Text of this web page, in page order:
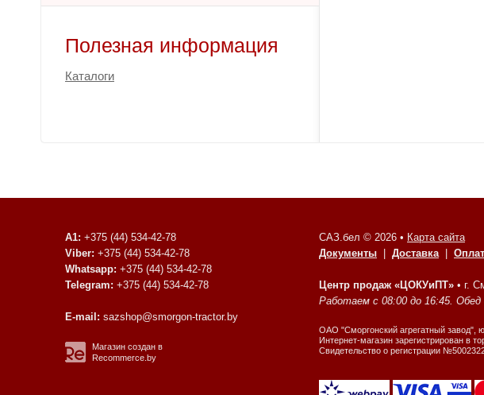
Полезная информация
Каталоги
A1: +375 (44) 534-42-78
Viber: +375 (44) 534-42-78
Whatsapp: +375 (44) 534-42-78
Telegram: +375 (44) 534-42-78
E-mail: sazshop@smorgon-tractor.by
Магазин создан в
Recommerce.by
САЗ.бел © 2026 • Карта сайта
Документы
Доставка|
Центр продаж «ЦОКУиПТ» • г.
Работаем с 08:00 до 16:45. Обед
ОАО "Сморгонский агрегатный завод",
Интернет-магазин зарегистрирован в
Свидетельство о регистрации